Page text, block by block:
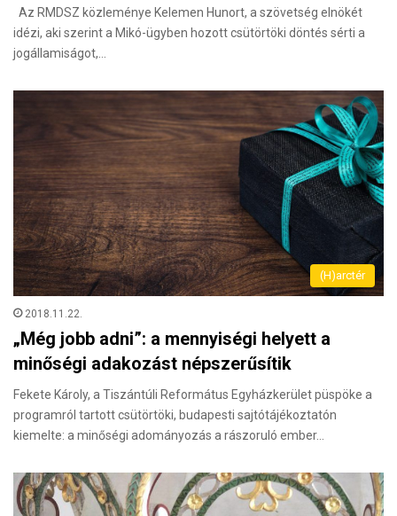
Az RMDSZ közleménye Kelemen Hunort, a szövetség elnökét
idézi, aki szerint a Mikó-ügyben hozott csütörtöki döntés sérti a
jogállamiságot,…
(H)arctér
2018.11.22.
„Még jobb adni”: a mennyiségi helyett a
minőségi adakozást népszerűsítik
Fekete Károly, a Tiszántúli Református Egyházkerület püspöke a
programról tartott csütörtöki, budapesti sajtótájékoztatón
kiemelte: a minőségi adományozás a rászoruló ember…